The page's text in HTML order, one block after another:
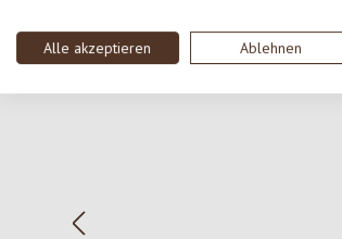
Alle akzeptieren Ablehnen